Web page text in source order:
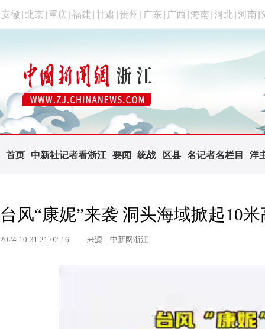
安徽 北京 重庆 福建 甘肃 贵州 广东 广西 海南 河北 河南
首页 中新社记者看浙江 要闻 统战 区县 名记者名栏目 洋
台风“康妮”来袭 洞头海域掀起10
2024-10-31 21:02:16 来源：中新网浙江